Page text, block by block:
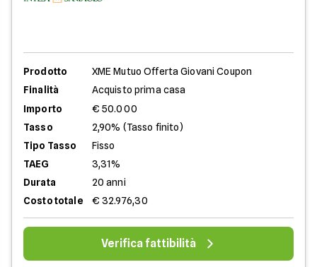
Prodotto
XME Mutuo Offerta Giovani Coupon
Finalità
Acquisto prima casa
Importo
€ 50.000
Tasso
2,90% (Tasso finito)
Tipo Tasso
Fisso
TAEG
3,31%
Durata
20 anni
Costo totale
€ 32.976,30
Verifica fattibilità